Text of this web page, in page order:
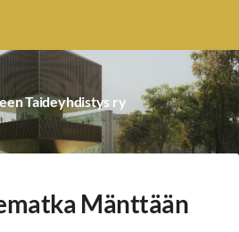
Taideyhdistys ry
Mänttään